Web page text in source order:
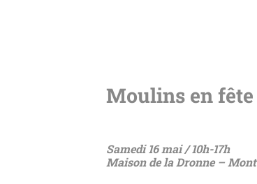
Moulins en fête
Samedi 16 mai / 10h-17h
Maison de la Dronne –